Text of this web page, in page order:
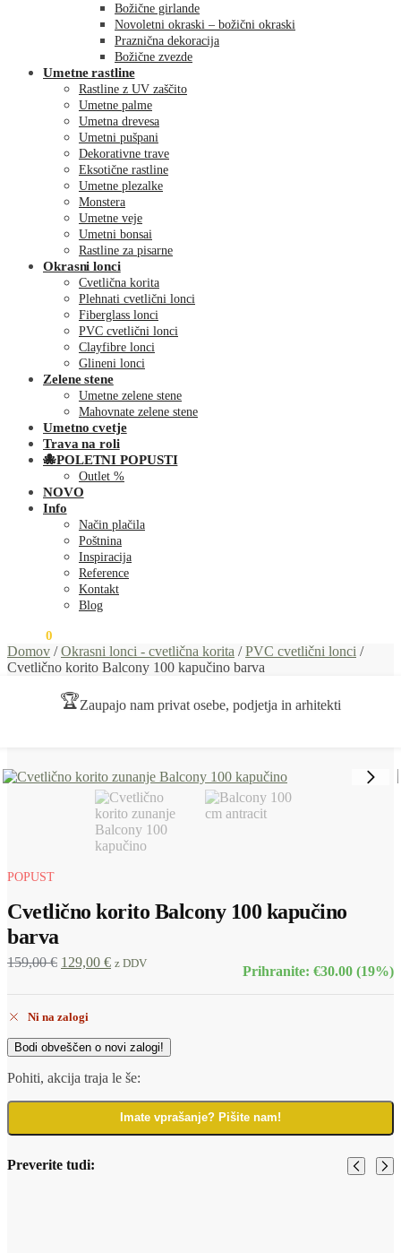
Božične girlande
Novoletni okraski – božični okraski
Praznična dekoracija
Božične zvezde
Umetne rastline
Rastline z UV zaščito
Umetne palme
Umetna drevesa
Umetni pušpani
Dekorativne trave
Eksotične rastline
Umetne plezalke
Monstera
Umetne veje
Umetni bonsai
Rastline za pisarne
Okrasni lonci
Cvetlična korita
Plehnati cvetlični lonci
Fiberglass lonci
PVC cvetlični lonci
Clayfibre lonci
Glineni lonci
Zelene stene
Umetne zelene stene
Mahovnate zelene stene
Umetno cvetje
Trava na roli
🐙POLETNI POPUSTI
Outlet %
NOVO
Info
Način plačila
Poštnina
Inspiracija
Reference
Kontakt
Blog
0
Domov /Okrasni lonci - cvetlična korita /PVC cvetlični lonci /
Cvetlično korito Balcony 100 kapučino barva
🏆Zaupajo nam privat osebe, podjetja in arhitekti
POPUST
Cvetlično korito Balcony 100 kapučino
barva
159,00€ 129,00 € z DDV
Prihranite: €30.00 (19%)
Ni na zalogi
Bodi obveščen o novi zalogi!
Pohiti, akcija traja le še:
Imate vprašanje? Pišite nam!
Preverite tudi: